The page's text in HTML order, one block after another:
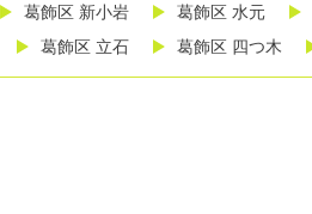
葛飾区 新小岩 葛飾区 水元
葛飾区 立石 葛飾区 四つ木